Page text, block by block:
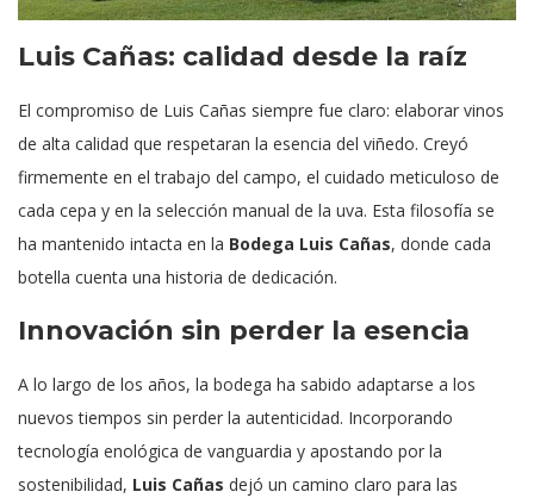
Luis Cañas: calidad desde la raíz
El compromiso de Luis Cañas siempre fue claro: elaborar vinos
de alta calidad que respetaran la esencia del viñedo. Creyó
firmemente en el trabajo del campo, el cuidado meticuloso de
cada cepa y en la selección manual de la uva. Esta filosofía se
ha mantenido intacta en la Bodega Luis Cañas, donde cada
botella cuenta una historia de dedicación.
Innovación sin perder la esencia
A lo largo de los años, la bodega ha sabido adaptarse a los
nuevos tiempos sin perder la autenticidad. Incorporando
tecnología enológica de vanguardia y apostando por la
sostenibilidad, Luis Cañas dejó un camino claro para las